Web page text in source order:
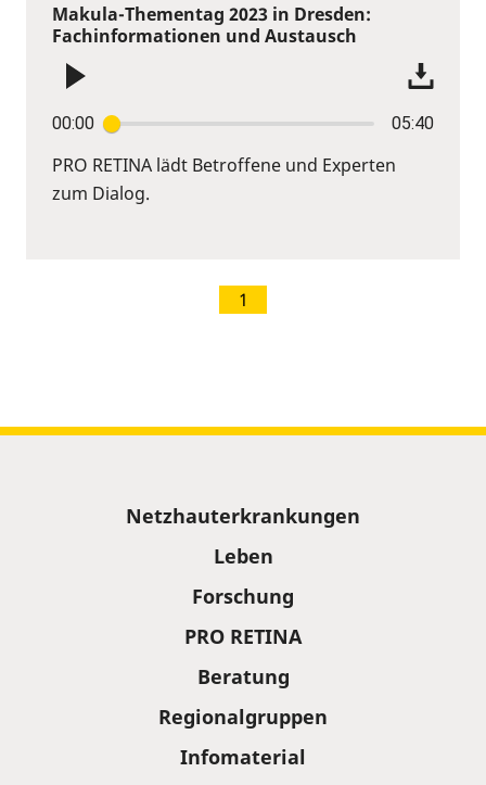
Makula-Thementag 2023 in Dresden:
Fachinformationen und Austausch
00:00 05:40
PRO RETINA lädt Betroffene und Experten
zum Dialog.
1
Netzhauterkrankungen
Leben
Forschung
PRO RETINA
Beratung
Regionalgruppen
Infomaterial